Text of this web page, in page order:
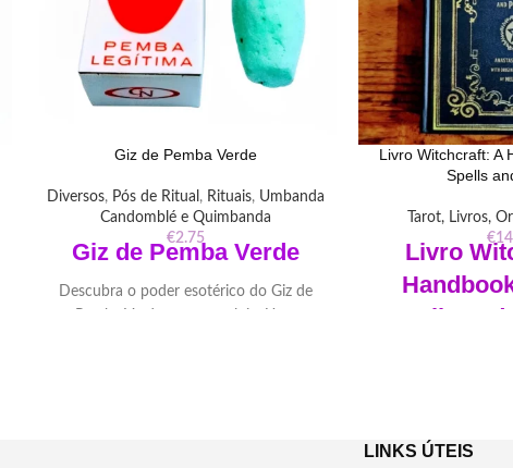
Giz de Pemba Verde
Diversos, Pós de Ritual , Rituais, Umbanda
Candomblé e Quimbanda
€2.75
Giz de Pemba Verde
Descubra o poder esotérico do Giz de
Livro Witchcraft: A
Spells
Tarot, Livros,
€
Livro
Spells and
Witchcraft.
práticas para
LINKS ÚTEIS